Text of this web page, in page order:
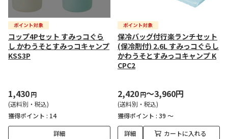
コップ4Pセット すみっコぐら
し かわうそとすみっコキャンプ
KSS3P
1,430円
(送料別・税込)
獲得ポイント : 14
詳細
保冷バッグ付行楽ランチセット
(保冷剤付) 2.6L すみっコぐらし
かわうそとすみっコキャンプ K
CPC2
2,420円～3,960円
(送料別・税込)
獲得ポイント : 39 ～
詳細 カートに入れる